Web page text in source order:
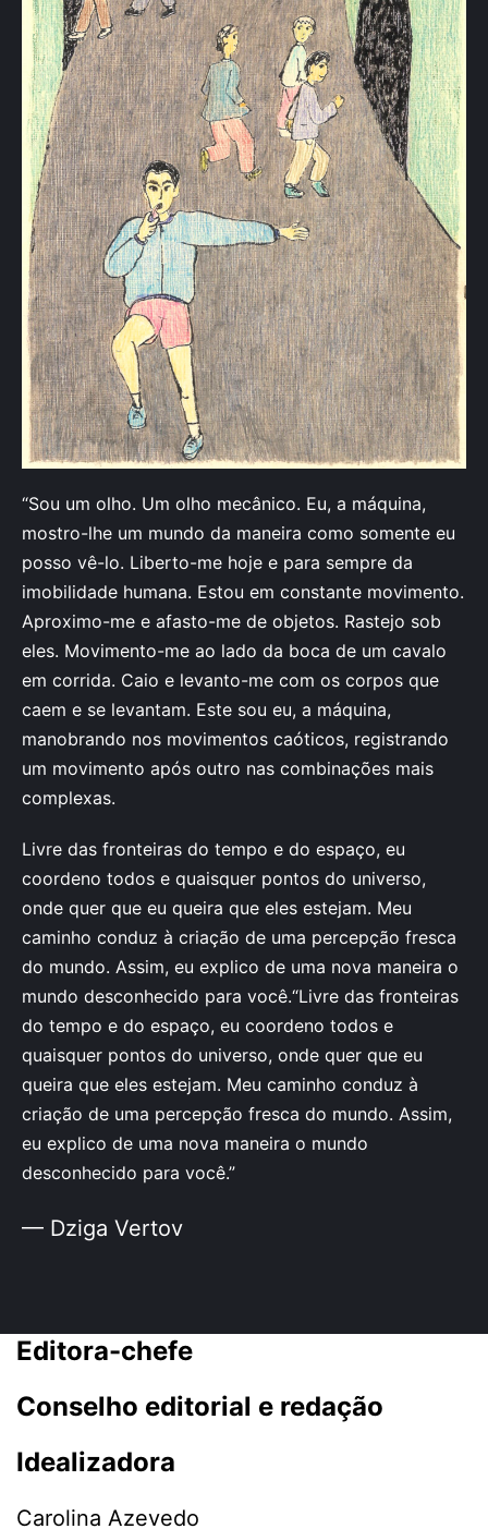
“Sou um olho. Um olho mecânico. Eu, a máquina,
mostro-lhe um mundo da maneira como somente eu
posso vê-lo. Liberto-me hoje e para sempre da
imobilidade humana. Estou em constante movimento.
Aproximo-me e afasto-me de objetos. Rastejo sob
eles. Movimento-me ao lado da boca de um cavalo
em corrida. Caio e levanto-me com os corpos que
caem e se levantam. Este sou eu, a máquina,
manobrando nos movimentos caóticos, registrando
um movimento após outro nas combinações mais
complexas.
Livre das fronteiras do tempo e do espaço, eu
coordeno todos e quaisquer pontos do universo,
onde quer que eu queira que eles estejam. Meu
caminho conduz à criação de uma percepção fresca
do mundo. Assim, eu explico de uma nova maneira o
mundo desconhecido para você.“Livre das fronteiras
do tempo e do espaço, eu coordeno todos e
quaisquer pontos do universo, onde quer que eu
queira que eles estejam. Meu caminho conduz à
criação de uma percepção fresca do mundo. Assim,
eu explico de uma nova maneira o mundo
desconhecido para você.”
— Dziga Vertov
Editora-chefe
Conselho editorial e redação
Idealizadora
Carolina Azevedo